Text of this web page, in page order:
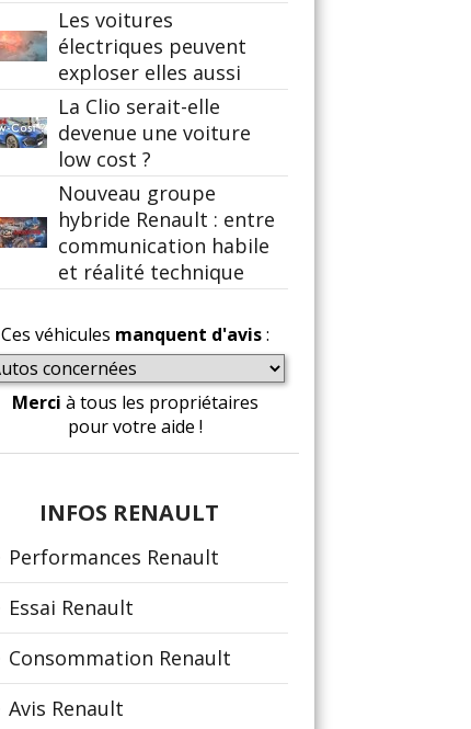
Les voitures
électriques peuvent
exploser elles aussi
La Clio serait-elle
devenue une voiture
low cost ?
Nouveau groupe
hybride Renault : entre
communication habile
et réalité technique
Ces véhicules manquent d'avis:
Merci à tous les propriétaires
pour votre aide !
INFOS RENAULT
Performances Renault
Essai Renault
Consommation Renault
Avis Renault